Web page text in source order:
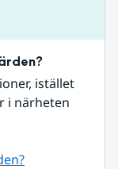
istället
i närheten